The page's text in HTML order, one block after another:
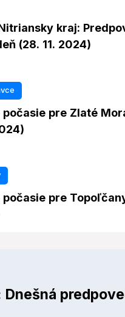
kraj:
(28. 11. 2024)
počasie pre Zlaté
pre